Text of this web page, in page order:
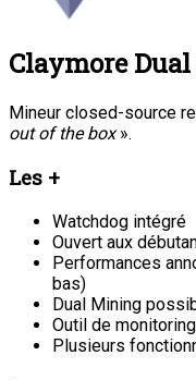
Claymore
Mineur closed-source
out of the box».
Les +
Watchdog intégré
Ouvert aux
Performances
bas)
Dual Mining
Outil de
Plusieurs